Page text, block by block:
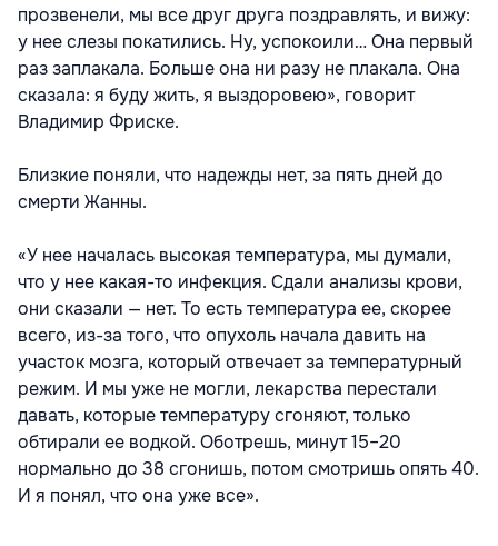
прозвенели, мы все друг друга поздравлять, и вижу:
у нее слезы покатились. Ну, успокоили… Она первый
раз заплакала. Больше она ни разу не плакала. Она
сказала: я буду жить, я выздоровею», говорит
Владимир Фриске.
Близкие поняли, что надежды нет, за пять дней до
смерти Жанны.
«У нее началась высокая температура, мы думали,
что у нее какая-то инфекция. Сдали анализы крови,
они сказали — нет. То есть температура ее, скорее
всего, из-за того, что опухоль начала давить на
участок мозга, который отвечает за температурный
режим. И мы уже не могли, лекарства перестали
давать, которые температуру сгоняют, только
обтирали ее водкой. Оботрешь, минут 15–20
нормально до 38 сгонишь, потом смотришь опять 40.
И я понял, что она уже все».